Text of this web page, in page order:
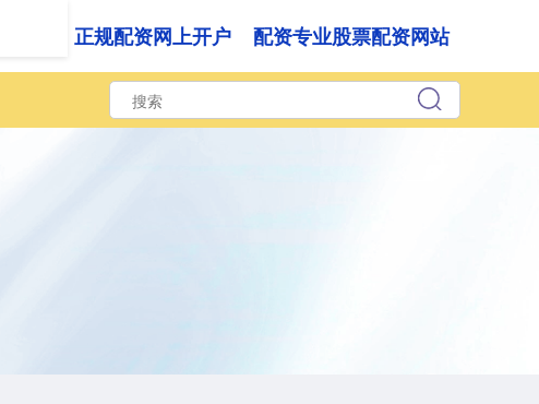
正规配资网上开户 配资专业股票配资网站